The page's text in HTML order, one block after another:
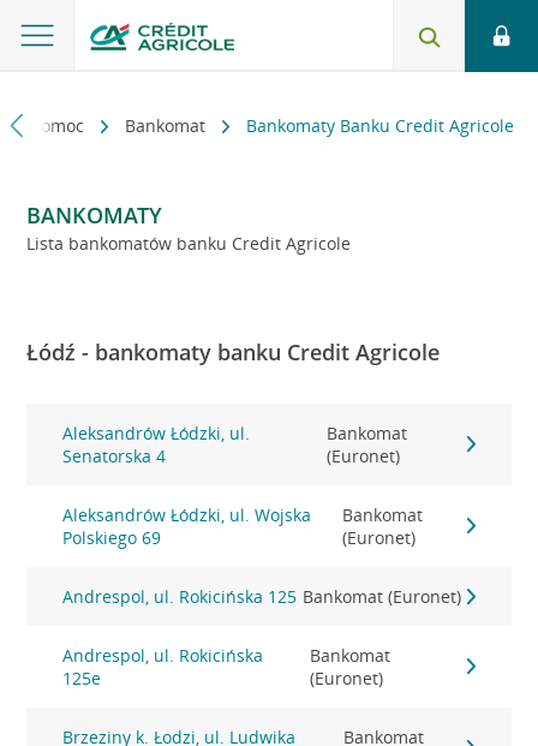
i pomoc Bankomat Bankomaty Banku Credit Agricole
BANKOMATY
Lista bankomatów banku Credit Agricole
Łódź - bankomaty banku Credit Agricole
Aleksandrów Łódzki, ul.
Senatorska 4
Bankomat
(Euronet)
Aleksandrów Łódzki, ul. Wojska
Polskiego 69
Bankomat
(Euronet)
Andrespol, ul. Rokicińska 125 Bankomat (Euronet)
Andrespol, ul. Rokicińska
125e
Bankomat
(Euronet)
Brzeziny k. Łodzi, ul. Ludwika
Bankomat